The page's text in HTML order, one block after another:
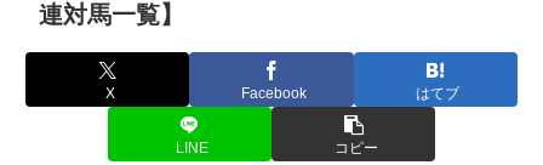
連対馬一覧】
X Facebook はてブ
LINE コピー